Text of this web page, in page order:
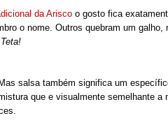
da Arisco o gosto fica
o nome. Outros quebram um
salsa também significa um
que e visualmente semelhante a